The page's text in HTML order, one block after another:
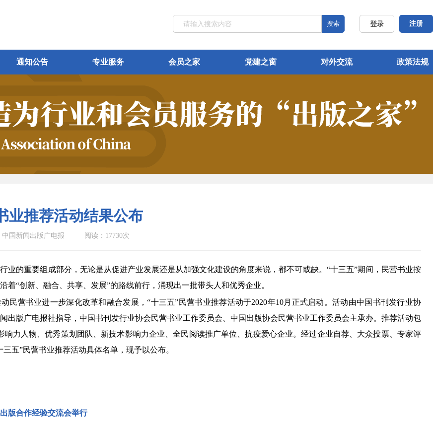
登录 注册
搜索
通知公告 专业服务 会员之家 党建之窗 对外交流 政策法规
业推荐活动结果公布
中国新闻出版广电报 阅读：17730次
业的重要组成部分，无论是从促进产业发展还是从加强文化建设的角度来说，都不可或缺。“十三五”期间，民营书业按
着“创新、融合、共享、发展”的路线前行，涌现出一批带头人和优秀企业。
民营书业进一步深化改革和融合发展，“十三五”民营书业推荐活动于2020年10月正式启动。活动由中国书刊发行业协
出版广电报社指导，中国书刊发行业协会民营书业工作委员会、中国出版协会民营书业工作委员会主承办。推荐活动包
响力人物、优秀策划团队、新技术影响力企业、全民阅读推广单位、抗疫爱心企业。经过企业自荐、大众投票、专家评
五”民营书业推荐活动具体名单，现予以公布。
版合作经验交流会举行